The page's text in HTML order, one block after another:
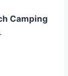
Camping